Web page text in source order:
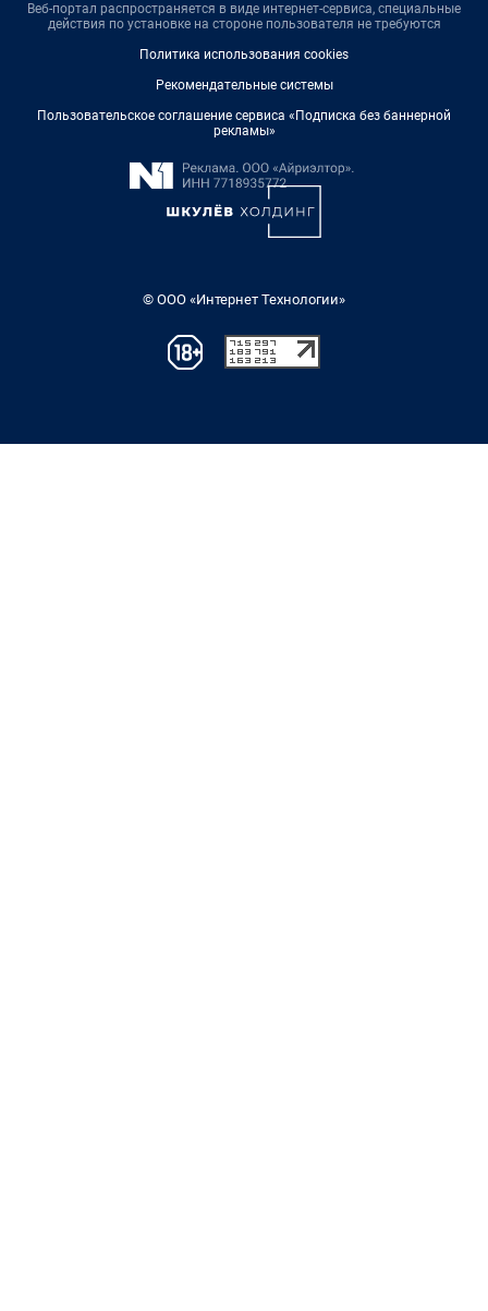
Веб-портал распространяется в виде интернет-сервиса, специальные
действия по установке на стороне пользователя не требуются
Политика использования cookies
Рекомендательные системы
Пользовательское соглашение сервиса «Подписка без баннерной
рекламы»
© ООО «Интернет Технологии»